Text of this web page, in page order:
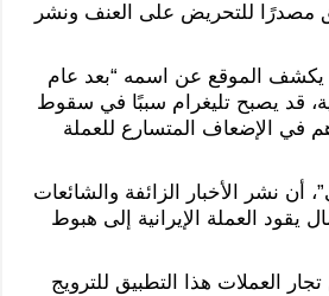
مصدرًا للتحريض على العنف ونشر
يكشف الموقع عن اسمه “بعد عام
قد يصبح تليغرام سببًا في سقوط
في الإضعاف المتسارع للعملة
أن نشر الأخبار الزائفة والشائعات
يقود العملة الإيرانية إلى هبوط
العملات هذا التطبيق للترويج